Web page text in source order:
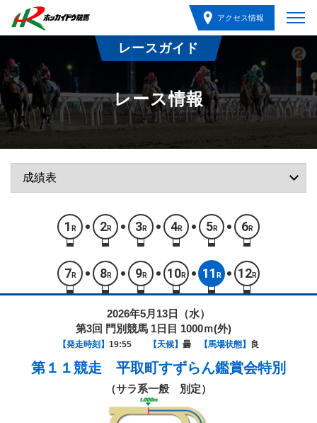
アクセス情報
レースガイド
レース情報
1 R 2R 3R 4R 5R 6R
7 R 8R 9R 10R 11 R 12R
2026年5月13日（水）
第3回 門別競馬 1日目 1000ｍ(外)
【発走時刻】 19:55 【天候】 曇 【馬場状態】 良
第１１競走 平取町すずらん鑑賞会特別
（サラ系一般 別定）